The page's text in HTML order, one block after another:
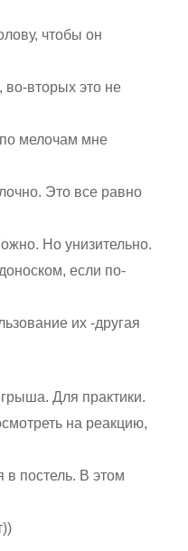
чтобы он
вторых это не
мелочам мне
Это все равно
Но унизительно.
если по-
их -другая
Для практики.
на реакцию,
в постель. В этом